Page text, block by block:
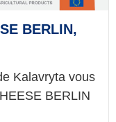
BERLIN,
Kalavryta vous
BERLIN